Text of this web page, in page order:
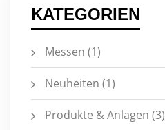
KATEGORIEN
Messen (1)
Neuheiten (1)
Produkte & Anlagen (3)